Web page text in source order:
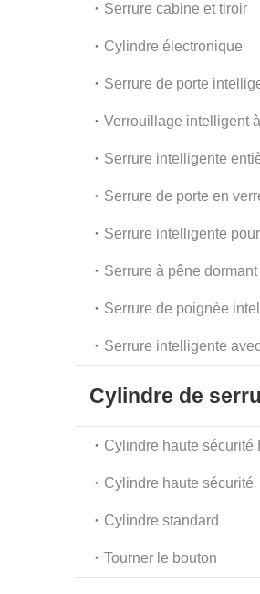
Serrure cabine et tiroir
Cylindre électronique
Serrure de porte en
Cylindre de
Cylindre haute sécurité
Cylindre haute sécurité
Cylindre standard
Tourner le bouton